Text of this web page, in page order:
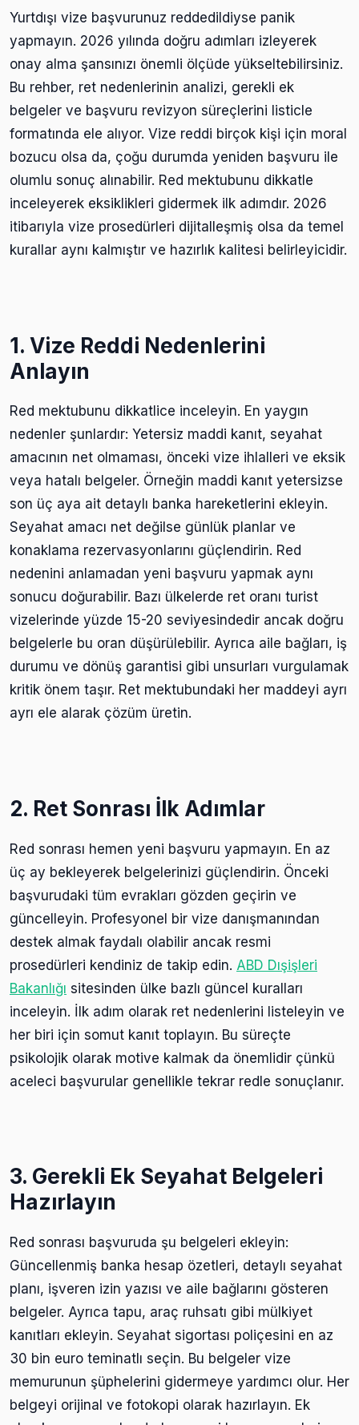
Yurtdışı vize başvurunuz reddedildiyse panik
yapmayın. 2026 yılında doğru adımları izleyerek
onay alma şansınızı önemli ölçüde yükseltebilirsiniz.
Bu rehber, ret nedenlerinin analizi, gerekli ek
belgeler ve başvuru revizyon süreçlerini listicle
formatında ele alıyor. Vize reddi birçok kişi için moral
bozucu olsa da, çoğu durumda yeniden başvuru ile
olumlu sonuç alınabilir. Red mektubunu dikkatle
inceleyerek eksiklikleri gidermek ilk adımdır. 2026
itibarıyla vize prosedürleri dijitalleşmiş olsa da temel
kurallar aynı kalmıştır ve hazırlık kalitesi belirleyicidir.
1. Vize Reddi Nedenlerini
Anlayın
Red mektubunu dikkatlice inceleyin. En yaygın
nedenler şunlardır: Yetersiz maddi kanıt, seyahat
amacının net olmaması, önceki vize ihlalleri ve eksik
veya hatalı belgeler. Örneğin maddi kanıt yetersizse
son üç aya ait detaylı banka hareketlerini ekleyin.
Seyahat amacı net değilse günlük planlar ve
konaklama rezervasyonlarını güçlendirin. Red
nedenini anlamadan yeni başvuru yapmak aynı
sonucu doğurabilir. Bazı ülkelerde ret oranı turist
vizelerinde yüzde 15-20 seviyesindedir ancak doğru
belgelerle bu oran düşürülebilir. Ayrıca aile bağları, iş
durumu ve dönüş garantisi gibi unsurları vurgulamak
kritik önem taşır. Ret mektubundaki her maddeyi ayrı
ayrı ele alarak çözüm üretin.
2. Ret Sonrası İlk Adımlar
Red sonrası hemen yeni başvuru yapmayın. En az
üç ay bekleyerek belgelerinizi güçlendirin. Önceki
başvurudaki tüm evrakları gözden geçirin ve
güncelleyin. Profesyonel bir vize danışmanından
destek almak faydalı olabilir ancak resmi
prosedürleri kendiniz de takip edin. ABD Dışişleri
Bakanlığı sitesinden ülke bazlı güncel kuralları
inceleyin. İlk adım olarak ret nedenlerini listeleyin ve
her biri için somut kanıt toplayın. Bu süreçte
psikolojik olarak motive kalmak da önemlidir çünkü
aceleci başvurular genellikle tekrar redle sonuçlanır.
3. Gerekli Ek Seyahat Belgeleri
Hazırlayın
Red sonrası başvuruda şu belgeleri ekleyin:
Güncellenmiş banka hesap özetleri, detaylı seyahat
planı, işveren izin yazısı ve aile bağlarını gösteren
belgeler. Ayrıca tapu, araç ruhsatı gibi mülkiyet
kanıtları ekleyin. Seyahat sigortası poliçesini en az
30 bin euro teminatlı seçin. Bu belgeler vize
memurunun şüphelerini gidermeye yardımcı olur. Her
belgeyi orijinal ve fotokopi olarak hazırlayın. Ek